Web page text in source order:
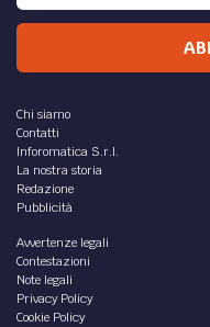
Chi siamo
Contatti
Inforomatica S.r.l.
La nostra storia
Redazione
Pubblicità
Avvertenze legali
Contestazioni
Note legali
Privacy Policy
Cookie Policy